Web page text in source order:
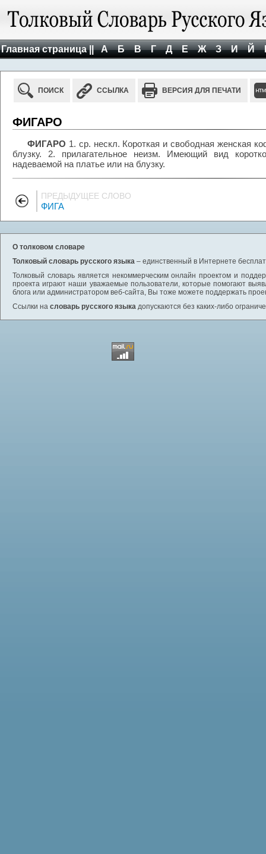
Главная страница || А Б В Г Д Е Ж З И Й
ПОИСК ССЫЛКА ВЕРСИЯ ДЛЯ ПЕЧАТИ
ФИГАРО
ФИГАРО 1. ср. нескл. Короткая и свободная женская
блузку. 2. прилагательное неизм. Имеющий вид
надеваемой на платье или на блузку.
ПРЕДЫДУЩЕЕ СЛОВО
ФИГА
О толковом словаре
Толковый словарь русского языка – единственный в Интернете
Толковый словарь является некоммерческим онлайн проектом и
проекта играют наши уважаемые пользователи, которые помогают
блога или администратором веб-сайта, Вы тоже можете поддержать
Ссылки на словарь русского языка допускаются без каких-либо